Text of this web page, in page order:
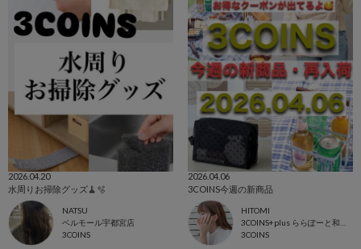
2026.04.20
水周りお掃除グッズ🧹🫧
NATSU
ベルモール宇都宮店
3COINS
2026.04.06
3COINS今週の新商品
HITOMI
3COINS